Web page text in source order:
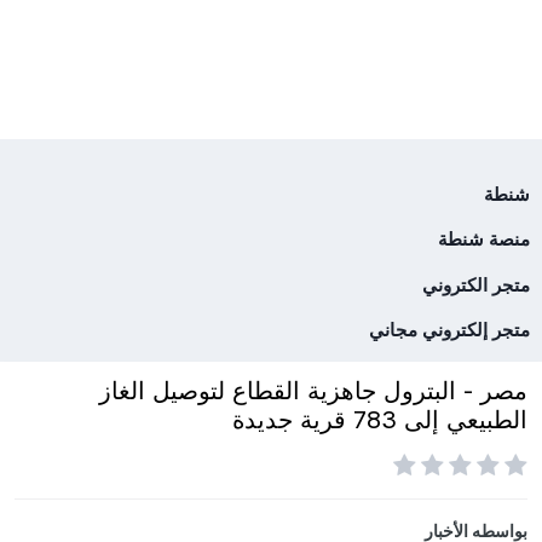
شنطة
منصة شنطة
متجر الكتروني
متجر إلكتروني مجاني
مصر - البترول جاهزية القطاع لتوصيل الغاز
الطبيعي إلى 783 قرية جديدة
بواسطهالأخبار